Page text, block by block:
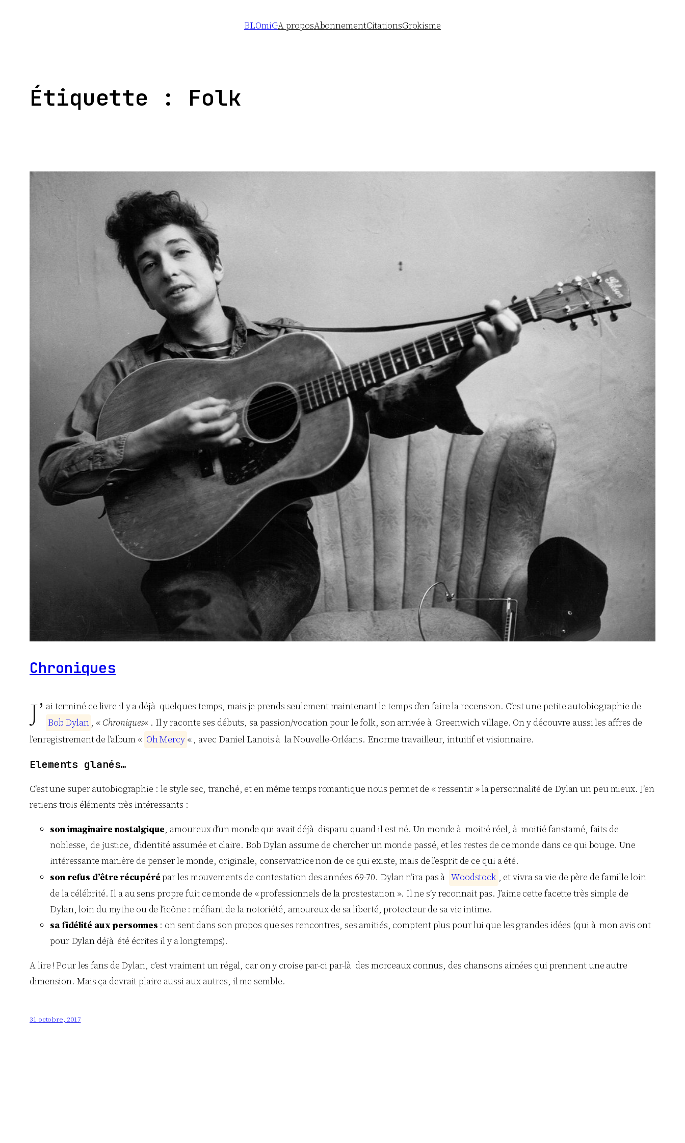
BLOmiGA proposAbonnementCitationsGrokisme
Étiquette : Folk
Chroniques
J’ ai terminé ce livre il y a déjà quelques temps, mais je prends seulement maintenant le temps d’en faire la recension. C’est une petite autobiographie de
Bob Dylan , « Chroniques« . Il y raconte ses débuts, sa passion/vocation pour le folk, son arrivée à Greenwich village. On y découvre aussi les affres de
l’enregistrement de l’album « OhMercy « , avec Daniel Lanois à la Nouvelle-Orléans. Enorme travailleur, intuitif et visionnaire.
Elements glanés…
C’est une super autobiographie : le style sec, tranché, et en même temps romantique nous permet de « ressentir » la personnalité de Dylan un peu mieux. J’en
retiens trois éléments très intéressants :
son imaginaire nostalgique, amoureux d’un monde qui avait déjà disparu quand il est né. Un monde à moitié réel, à moitié fanstamé, faits de
noblesse, de justice, d’identité assumée et claire. Bob Dylan assume de chercher un monde passé, et les restes de ce monde dans ce qui bouge. Une
intéressante manière de penser le monde, originale, conservatrice non de ce qui existe, mais de l’esprit de ce qui a été.
son refus d’être récupérépar les mouvements de contestation des années 69-70. Dylan n’ira pas à Woodstock , et vivra sa vie de père de famille loin
de la célébrité. Il a au sens propre fuit ce monde de « professionnels de la prostestation ». Il ne s’y reconnait pas. J’aime cette facette très simple de
Dylan, loin du mythe ou de l’icône : méfiant de la notoriété, amoureux de sa liberté, protecteur de sa vie intime.
sa fidélité aux personnes : on sent dans son propos que ses rencontres, ses amitiés, comptent plus pour lui que les grandes idées (qui à mon avis ont
pour Dylan déjà été écrites il y a longtemps).
A lire ! Pour les fans de Dylan, c’est vraiment un régal, car on y croise par-ci par-là des morceaux connus, des chansons aimées qui prennent une autre
dimension. Mais ça devrait plaire aussi aux autres, il me semble.
31 octobre, 2017